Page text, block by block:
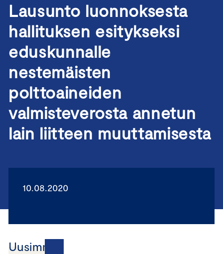
Lausunto luonnoksesta
hallituksen esitykseksi
eduskunnalle
nestemäisten
polttoaineiden
valmisteverosta annetun
lain liitteen muuttamisesta
10.08.2020
Uusimmat